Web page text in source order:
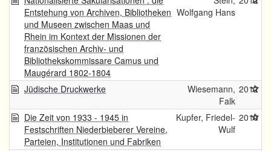
Entstehung von Archiven, Bibliotheken
und Museen zwischen Maas und
Rhein im Kontext der Missionen der
französischen Archiv- und
Bibliothekskommissare Camus und
Maugérard 1802-1804
Wolfgang Hans
Jüdische Druckwerke
Wiesemann,
Falk
2012
Die Zeit von 1933 - 1945 in
Festschriften Niederbieberer Vereine,
Parteien, Institutionen und Fabriken
Kupfer, Friedel-
Wulf
2010